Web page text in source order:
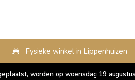
Fysieke winkel in Lippenhuizen
worden op woensdag 19